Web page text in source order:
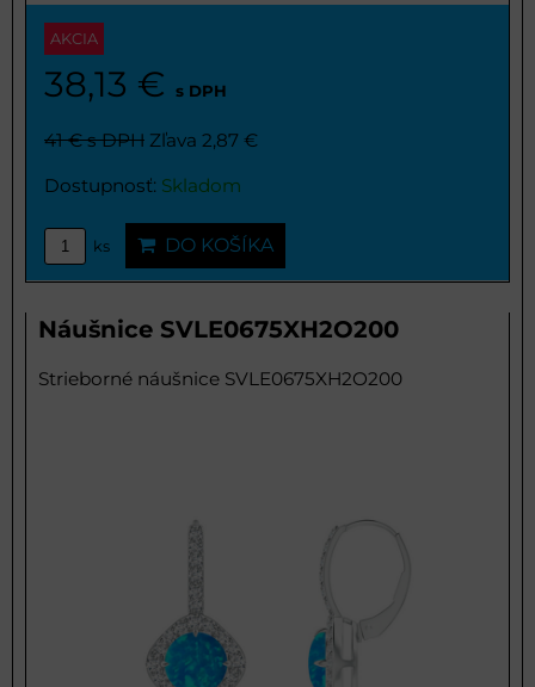
AKCIA
38,13 € s DPH
41 €s DPH Zľava 2,87 €
Dostupnosť: Skladom
ks DO KOŠÍKA
Náušnice SVLE0675XH2O200
Strieborné náušnice SVLE0675XH2O200